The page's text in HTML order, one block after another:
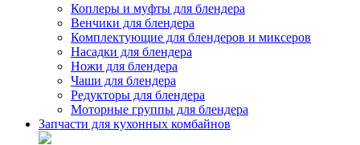
Коплеры и муфты для блендера
Венчики для блендера
Комплектующие для блендеров и миксеров
Насадки для блендера
Ножи для блендера
Чаши для блендера
Редукторы для блендера
Моторные группы для блендера
Запчасти для кухонных комбайнов